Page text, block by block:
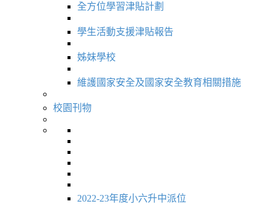
全方位學習津貼計劃
學生活動支援津貼報告
姊妹學校
維護國家安全及國家安全教育相關措施
校園刊物
2022-23年度小六升中派位